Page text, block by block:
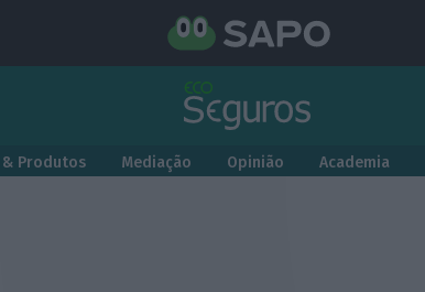
& Produtos Mediação Opinião Academia